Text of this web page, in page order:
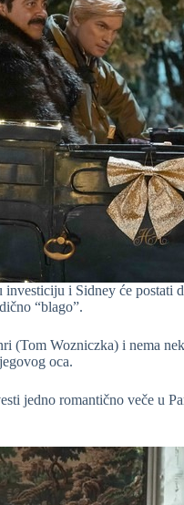
investiciju i Sidney će postati
“blago”.
(Tom Wozniczka) i nema
oca.
jedno romantično veče u